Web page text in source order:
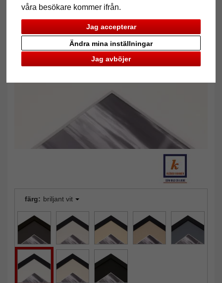
våra besökare kommer ifrån.
Jag accepterar
Jag avböjer
Ändra mina inställningar
färg: briljant vit